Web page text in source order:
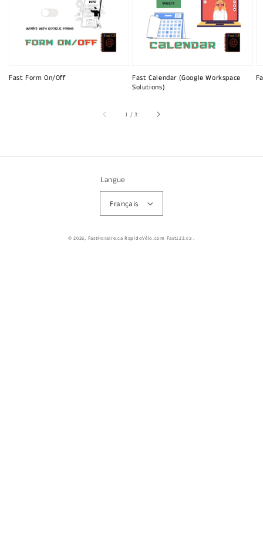
Fast Form On/Off
Fast Calendar (Google Workspace
Solutions)
1 /sur
3
Langue
Français
© 2026, FastHoraire.ca RapidoVélo.com Fast123.ca .